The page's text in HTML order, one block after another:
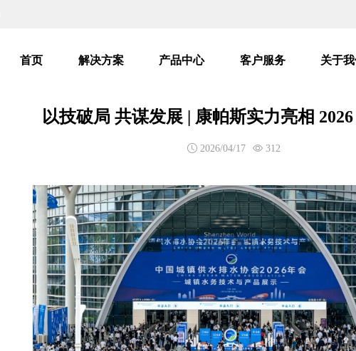
首页 解决方案 产品中心 客户服务 关于我
以技破局 共谋发展 | 康帕斯实力亮相
2026/04/17 312